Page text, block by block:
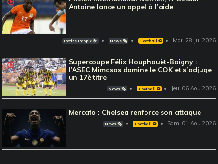
Antoine lance un appel à l’aide
Potins People 🌟 News 🗞️ Football ⚽️ Mar, 28 Jul 2026
Supercoupe Félix Houphouët-Boigny :
l’ASEC Mimosas domine le COK et s’adjuge
un 17è titre
News 🗞️ Football ⚽️ Jeu, 06 Aou 2026
Mercato : Chelsea renforce son attaque
News 🗞️ Football ⚽️ Sam, 01 Aou 2026